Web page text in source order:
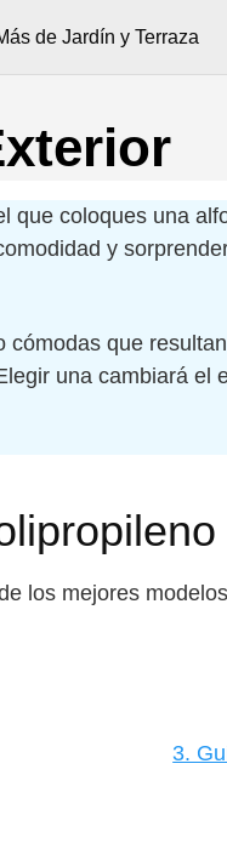
de Jardín y Terraza
que coloques una
y
que
una cambiará el
los mejores
3.